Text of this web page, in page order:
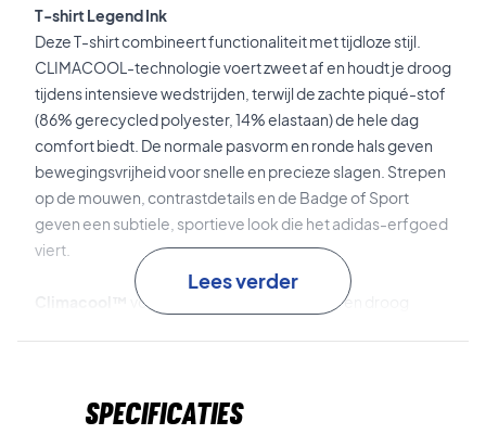
T-shirt Legend Ink
Deze T-shirt combineert functionaliteit met tijdloze stijl.
CLIMACOOL-technologie voert zweet af en houdt je droog
tijdens intensieve wedstrijden, terwijl de zachte piqué-stof
(86% gerecycled polyester, 14% elastaan) de hele dag
comfort biedt. De normale pasvorm en ronde hals geven
bewegingsvrijheid voor snelle en precieze slagen. Strepen
op de mouwen, contrastdetails en de Badge of Sport
geven een subtiele, sportieve look die het adidas-erfgoed
viert.
voert vocht af en houdt je koel en droog
en comfort bij dynamische bewegingen.
Lees verder
Specificaties